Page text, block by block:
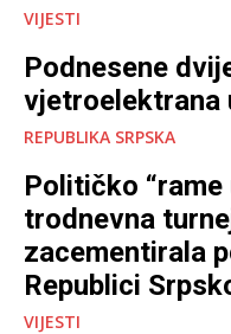
VIJESTI
Podnesene
vjetroelektrana
REPUBLIKA SRPSKA
Političko “rame
trodnevna
zacementirala
Republici
VIJESTI